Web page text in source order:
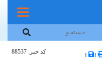
|
|
کد خبر: 88537